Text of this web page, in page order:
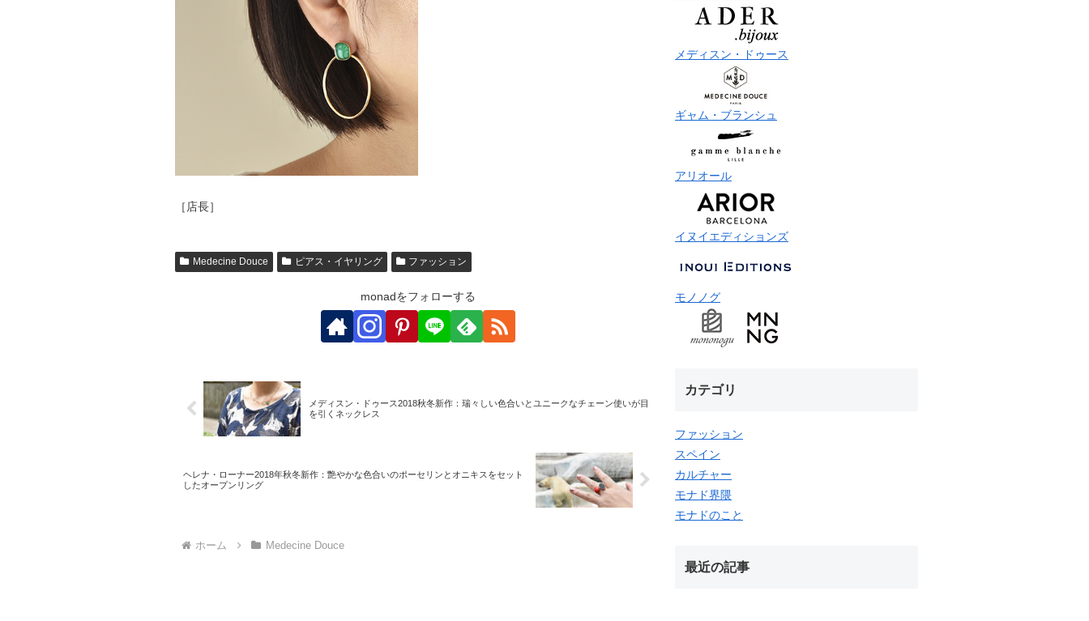
［店長］
Medecine Douce ピアス・イヤリング ファッション
monadをフォローする
メディスン・ドゥース2018秋冬新作：瑞々しい色合いとユニークなチェーン使いが目
を引くネックレス
ヘレナ・ローナー2018年秋冬新作：艶やかな色合いのポーセリンとオニキスをセット
したオープンリング
ホーム Medecine Douce
メディスン・ドゥース
ギャム・ブランシュ
アリオール
イヌイエディションズ
モノノグ
カテゴリ
ファッション
スペイン
カルチャー
モナド界隈
モナドのこと
最近の記事